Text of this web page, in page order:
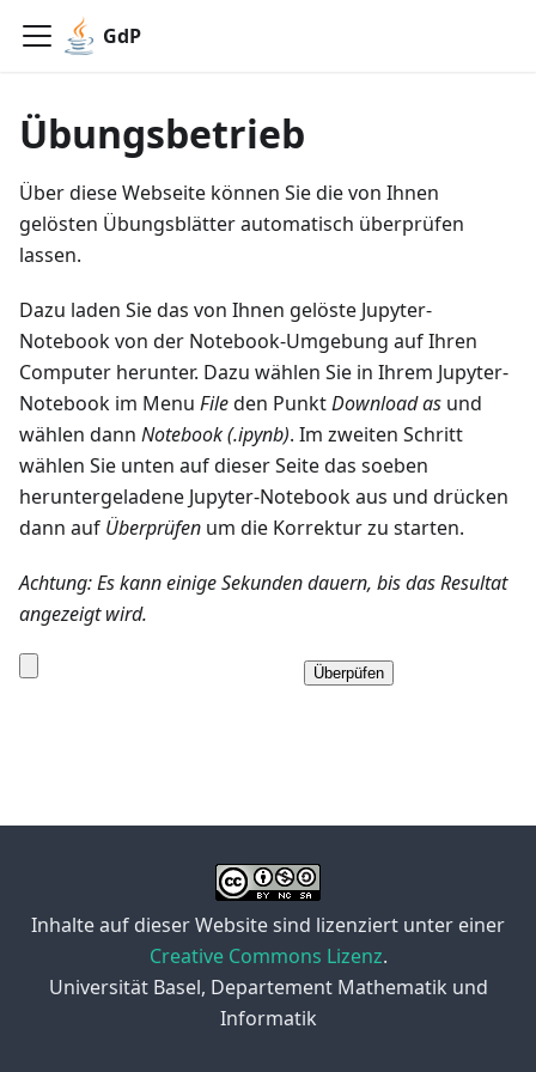
GdP
Übungsbetrieb
Über diese Webseite können Sie die von Ihnen
gelösten Übungsblätter automatisch überprüfen
lassen.
Dazu laden Sie das von Ihnen gelöste Jupyter-
Notebook von der Notebook-Umgebung auf Ihren
Computer herunter. Dazu wählen Sie in Ihrem Jupyter-
Notebook im Menu Fileden PunktDownload as und
wählen dann Notebook (.ipynb). Im zweiten Schritt
wählen Sie unten auf dieser Seite das soeben
heruntergeladene Jupyter-Notebook aus und drücken
dann auf Überprüfen um die Korrektur zu starten.
Achtung: Es kann einige Sekunden dauern, bis das Resultat
angezeigt wird.
Überpüfen
Inhalte auf dieser Website sind lizenziert unter einer
Creative Commons Lizenz.
Universität Basel, Departement Mathematik und
Informatik